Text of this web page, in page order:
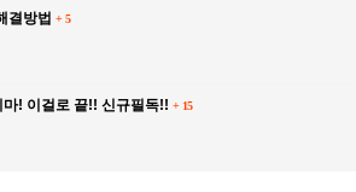
결방법 + 5
! 이걸로 끝!! 신규필독!! + 15